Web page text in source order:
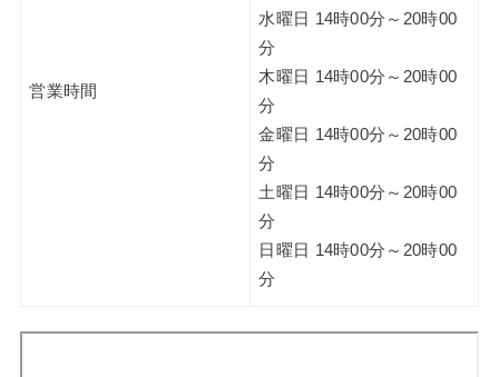
営業時間
水曜日 14時00分～20時00
分
木曜日 14時00分～20時00
分
金曜日 14時00分～20時00
分
土曜日 14時00分～20時00
分
日曜日 14時00分～20時00
分